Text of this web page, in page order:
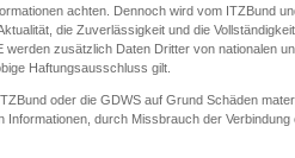
achten. Dennoch wird vom ITZBund
die Zuverlässigkeit und die
werden zusätzlich Daten Dritter von nationalen
Haftungsausschluss gilt.
oder die GDWS auf Grund Schäden
Informationen, durch Missbrauch der